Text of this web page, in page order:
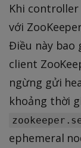
Khi
với
Điều này bao
client
ngừng gửi
khoảng thời
ephemeral